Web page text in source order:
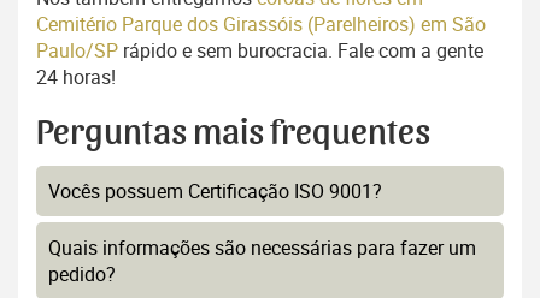
Cemitério Parque dos Girassóis (Parelheiros) em São
Paulo/SP rápido e sem burocracia. Fale com a gente
24 horas!
Perguntas mais frequentes
Vocês possuem Certificação ISO 9001?
Quais informações são necessárias para fazer um
pedido?